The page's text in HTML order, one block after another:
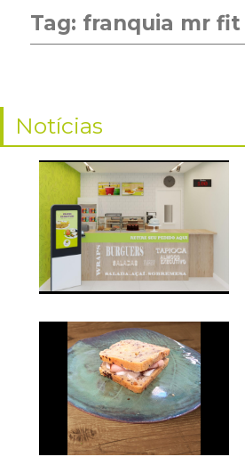
Tag: franquia mr fit
Notícias